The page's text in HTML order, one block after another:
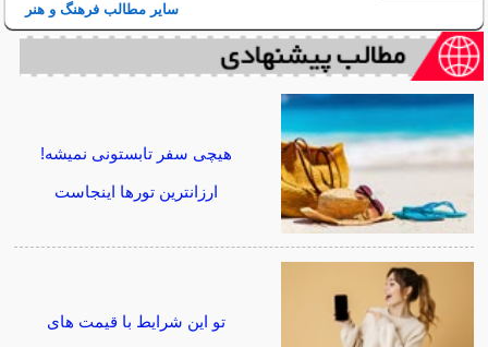
سایر مطالب فرهنگ و هنر
هیچی سفر تابستونی نمیشه!
ارزانترین تورها اینجاست
تو این شرایط با قیمت های